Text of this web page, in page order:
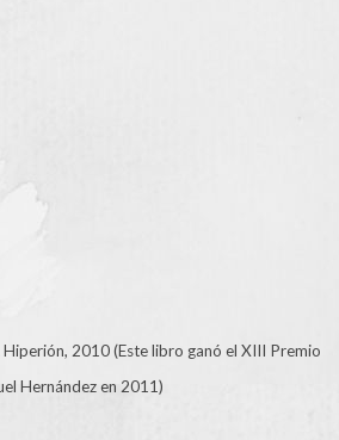
2010 (Este libro ganó el XIII Premio
Hernández en 2011)